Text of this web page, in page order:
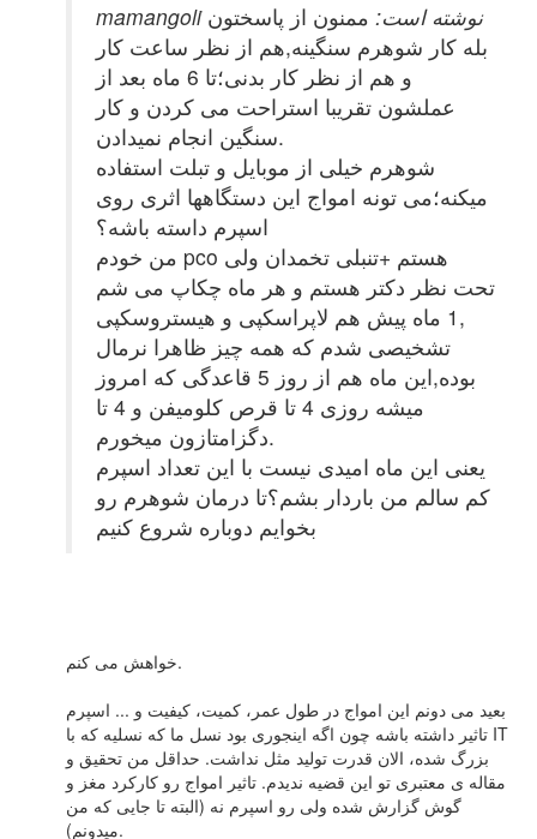
mamangoli نوشته است: ممنون از پاسختون
بله کار شوهرم سنگینه,هم از نظر ساعت کار
و هم از نظر کار بدنی؛تا 6 ماه بعد از
عملشون تقریبا استراحت می کردن و کار
سنگین انجام نمیدادن.
شوهرم خیلی از موبایل و تبلت استفاده
میکنه؛می تونه امواج این دستگاهها اثری روی
اسپرم داسته باشه؟
من خودم pco هستم +تنبلی تخمدان ولی
تحت نظر دکتر هستم و هر ماه چکاپ می شم
,1 ماه پیش هم لاپراسکپی و هیستروسکپی
تشخیصی شدم که همه چیز ظاهرا نرمال
بوده,این ماه هم از روز 5 قاعدگی که امروز
میشه روزی 4 تا قرص کلومیفن و 4 تا
دگزامتازون میخورم.
یعنی این ماه امیدی نیست با این تعداد اسپرم
کم سالم من باردار بشم؟تا درمان شوهرم رو
بخوایم دوباره شروع کنیم
خواهش می کنم.
بعید می دونم این امواج در طول عمر، کمیت، کیفیت و ... اسپرم
تاثیر داشته باشه چون اگه اینجوری بود نسل ما که نسلیه که با IT
بزرگ شده، الان قدرت تولید مثل نداشت. حداقل من تحقیق و
مقاله ی معتبری تو این قضیه ندیدم. تاثیر امواج رو کارکرد مغز و
گوش گزارش شده ولی رو اسپرم نه (البته تا جایی که من
میدونم).